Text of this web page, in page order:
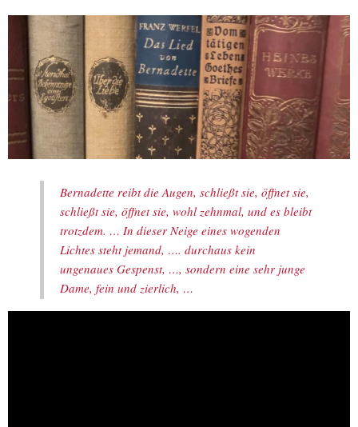
Bernadette reibt die Augen, schließt sie, öffnet sie,
schließt sie, öffnet sie, wohl zehnmal, und es bleibt
trotzdem. … In dieser Neige eines wogenden
Lichtes steht jemand, …. durchaus kein
ungenaues Gespenst, …, sondern eine sehr junge
Dame, fein und zierlich, …